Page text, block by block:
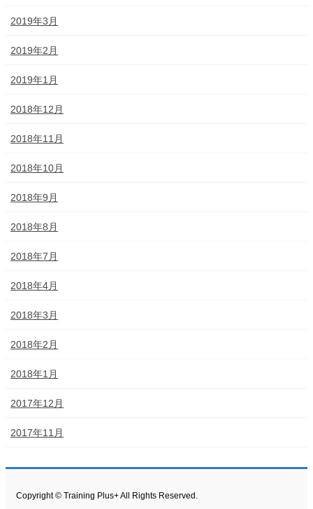
2019年3月
2019年2月
2019年1月
2018年12月
2018年11月
2018年10月
2018年9月
2018年8月
2018年7月
2018年4月
2018年3月
2018年2月
2018年1月
2017年12月
2017年11月
Copyright © Training Plus+ All Rights Reserved.